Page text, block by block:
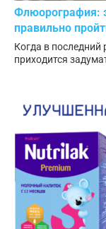
Флюорография:
правильно
Когда в
приходится